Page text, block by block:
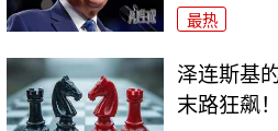
最热
泽连斯基
末路狂飙！